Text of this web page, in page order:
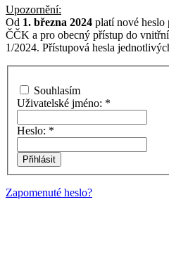
Upozornění:
Od 1. března 2024 platí nové heslo
ČČK a pro obecný přístup do
1/2024. Přístupová hesla
Souhlasím
Uživatelské jméno: *
Heslo: *
Zapomenuté heslo?